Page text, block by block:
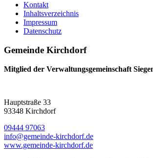
Kontakt
Inhaltsverzeichnis
Impressum
Datenschutz
Gemeinde Kirchdorf
Mitglied der Verwaltungsgemeinschaft
Hauptstraße 33
93348 Kirchdorf
09444 97063
info@gemeinde-kirchdorf.de
www.gemeinde-kirchdorf.de